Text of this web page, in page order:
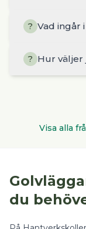
? Vad ingår
? Hur väljer
Visa alla
du